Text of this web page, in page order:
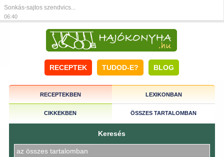
Sonkás-sajtos szendvics...
06:40
RECEPTEK TUDOD-E? BLOG
RECEPTEKBEN LEXIKONBAN
CIKKEKBEN ÖSSZES TARTALOMBAN
Keresés